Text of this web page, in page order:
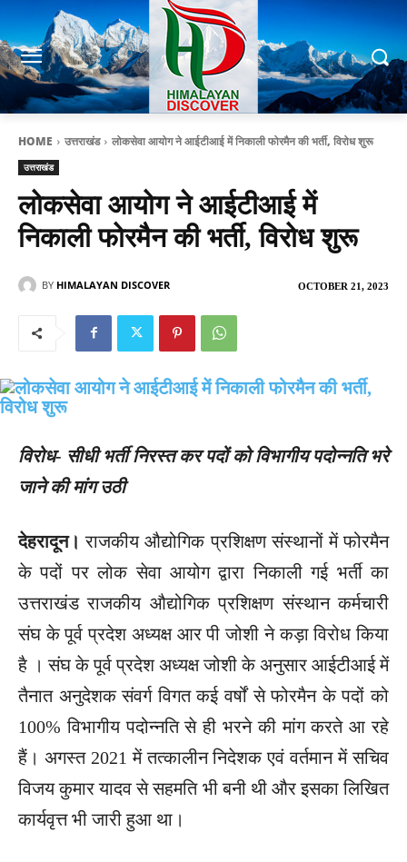
HOME उत्तराखंड लोकसेवा आयोग ने आईटीआई में निकाली फोरमैन की भर्ती, विरोध शुरू
उत्तराखंड
लोकसेवा आयोग ने आईटीआई में
निकाली फोरमैन की भर्ती, विरोध शुरू
OCTOBER 21, 2023
BY HIMALAYAN DISCOVER
विरोध- सीधी भर्ती निरस्त कर पदों को विभागीय पदोन्नति भरे
जाने की मांग उठी
देहरादून। राजकीय औद्योगिक प्रशिक्षण संस्थानों में फोरमैन
के पदों पर लोक सेवा आयोग द्वारा निकाली गई भर्ती का
उत्तराखंड राजकीय औद्योगिक प्रशिक्षण संस्थान कर्मचारी
संघ के पूर्व प्रदेश अध्यक्ष आर पी जोशी ने कड़ा विरोध किया
है । संघ के पूर्व प्रदेश अध्यक्ष जोशी के अनुसार आईटीआई में
तैनात अनुदेशक संवर्ग विगत कई वर्षों से फोरमैन के पदों को
100% विभागीय पदोन्नति से ही भरने की मांग करते आ रहे
हैं। अगस्त 2021 में तत्कालीन निदेशक एवं वर्तमान में सचिव
विजय कुमार यादव से सहमति भी बनी थी और इसका लिखित
कार्यवृत्त भी जारी हुआ था।